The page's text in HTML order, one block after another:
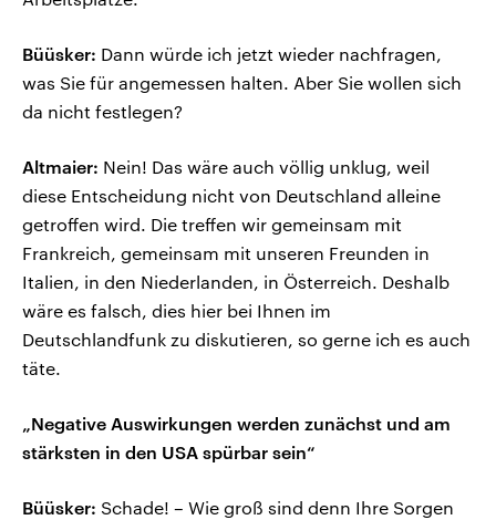
Büüsker: Dann würde ich jetzt wieder nachfragen,
was Sie für angemessen halten. Aber Sie wollen sich
da nicht festlegen?
Altmaier: Nein! Das wäre auch völlig unklug, weil
diese Entscheidung nicht von Deutschland alleine
getroffen wird. Die treffen wir gemeinsam mit
Frankreich, gemeinsam mit unseren Freunden in
Italien, in den Niederlanden, in Österreich. Deshalb
wäre es falsch, dies hier bei Ihnen im
Deutschlandfunk zu diskutieren, so gerne ich es auch
täte.
„Negative Auswirkungen werden zunächst und am
stärksten in den USA spürbar sein“
Büüsker: Schade! – Wie groß sind denn Ihre Sorgen